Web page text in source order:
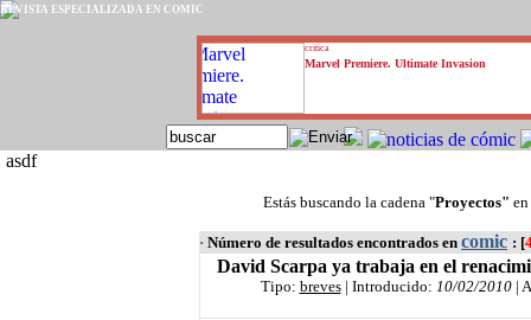
critica
Marvel Premiere. Ultimate Invasion
REVISTA ESPECIALIZADA EN CÓMIC
asdf
Estás buscando la cadena "Proyectos"
· Número de resultados encontrados en comic : [
David Scarpa ya trabaja en el
Tipo: breves| Introducido: 10/02/2010|